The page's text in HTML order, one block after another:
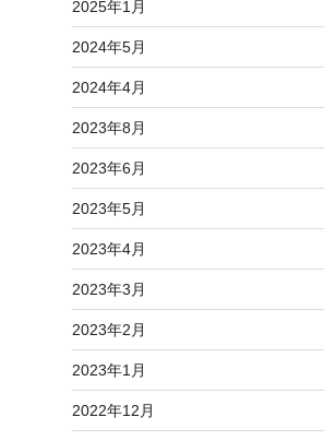
2025年1月
2024年5月
2024年4月
2023年8月
2023年6月
2023年5月
2023年4月
2023年3月
2023年2月
2023年1月
2022年12月